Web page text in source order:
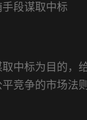
段谋取中标
中标为目的，
竞争的市场法